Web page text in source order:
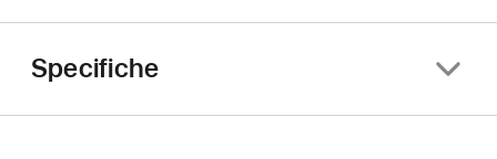
Specifiche